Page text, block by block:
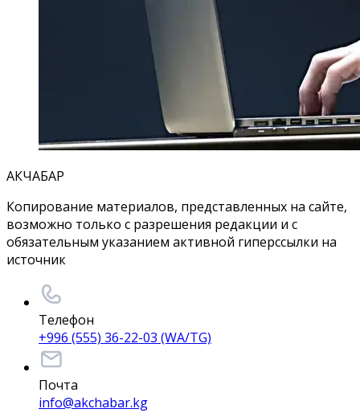
АКЧАБАР
Копирование материалов, представленных на сайте,
возможно только с разрешения редакции и с
обязательным указанием активной гиперссылки на
источник
Телефон
+996 (555) 36-22-03 (WA/TG)
Почта
info@akchabar.kg